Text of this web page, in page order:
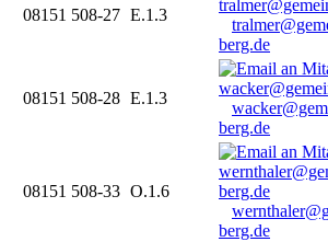
08151 508-27 E.1.3
berg.de
08151 508-28 E.1.3
berg.de
08151 508-33 O.1.6
berg.de